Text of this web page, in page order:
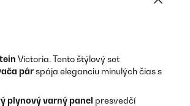
Victoria. Tento štýlový set
párspája eleganciu minulých čias s
plynový varný panel presvedčí